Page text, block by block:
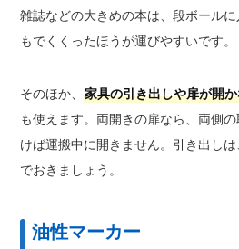
雑誌などの大きめの本は、段ボール
もでくくったほうが運びやすいです。
そのほか、家具の引き出しや扉が開
も使えます。両開きの扉なら、両側
けば運搬中に開きません。引き出し
でおきましょう。
油性マーカー